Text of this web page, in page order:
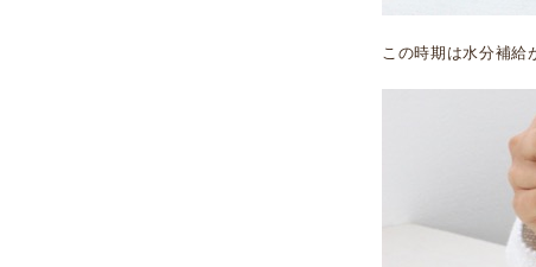
この時期は水分補